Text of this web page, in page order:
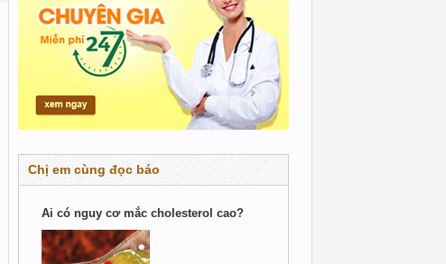
Chị em cùng đọc báo
Ai có nguy cơ mắc cholesterol cao?